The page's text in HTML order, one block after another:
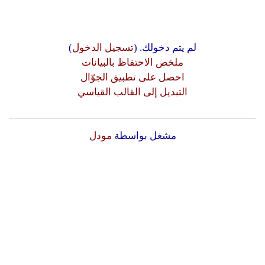
لم يتم دخولك. (تسجيل الدخول)
ملخص الاحتفاظ بالبيانات
احصل على تطبيق الجوّال
التبديل إلى القالب القياسي
مشغل بواسطة مودل